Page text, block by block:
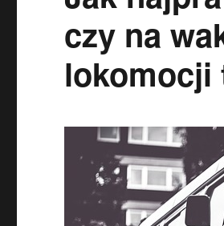
czy na
lokomocji